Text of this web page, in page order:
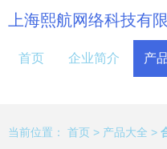
上海熙航网络科技有
首页 企业简介 产
当前位置： 首页 > 产品大全 >